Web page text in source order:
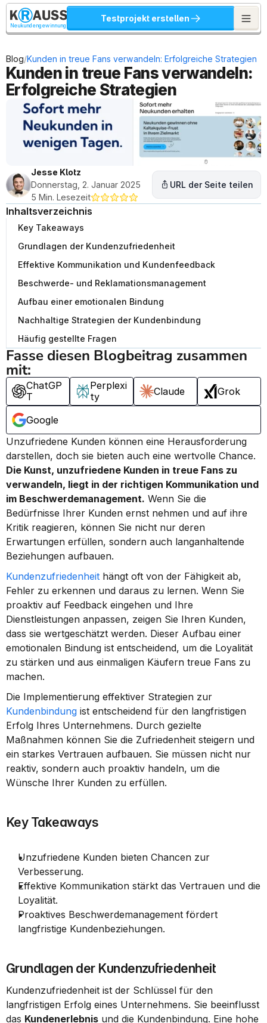
Neukundengewinnung
Testprojekt erstellen
Blog/Kunden in treue Fans verwandeln: Erfolgreiche Strategien
Kunden in treue Fans verwandeln:
Erfolgreiche Strategien
Jesse Klotz
Donnerstag, 2. Januar 2025
5 Min. Lesezeit
URL der Seite teilen
Inhaltsverzeichnis
Key Takeaways
Grundlagen der Kundenzufriedenheit
Effektive Kommunikation und Kundenfeedback
Beschwerde- und Reklamationsmanagement
Aufbau einer emotionalen Bindung
Nachhaltige Strategien der Kundenbindung
Häufig gestellte Fragen
Fasse diesen Blogbeitrag zusammen
mit:
ChatGP
T
Perplexi
ty
Claude Grok
Google
Unzufriedene Kunden können eine Herausforderung
Die Kunst, unzufriedene Kunden in treue Fans zu
verwandeln, liegt in der richtigen Kommunikation und
im Beschwerdemanagement. Wenn Sie die
Bedürfnisse Ihrer Kunden ernst nehmen und auf ihre
Kritik reagieren, können Sie nicht nur deren
Erwartungen erfüllen, sondern auch langanhaltende
Beziehungen aufbauen.
Kundenzufriedenheit hängt oft von der Fähigkeit ab,
Fehler zu erkennen und daraus zu lernen. Wenn Sie
proaktiv auf Feedback eingehen und Ihre
Dienstleistungen anpassen, zeigen Sie Ihren Kunden,
dass sie wertgeschätzt werden. Dieser Aufbau einer
emotionalen Bindung ist entscheidend, um die Loyalität
zu stärken und aus einmaligen Käufern treue Fans zu
machen.
Kundenbindung ist entscheidend für den langfristigen
Erfolg Ihres Unternehmens. Durch gezielte
Maßnahmen können Sie die Zufriedenheit steigern und
ein starkes Vertrauen aufbauen. Sie müssen nicht nur
reaktiv, sondern auch proaktiv handeln, um die
Wünsche Ihrer Kunden zu erfüllen.
Key Takeaways
Unzufriedene Kunden bieten Chancen zur
Verbesserung.
Effektive Kommunikation stärkt das Vertrauen und die
Loyalität.
Proaktives Beschwerdemanagement fördert
langfristige Kundenbeziehungen.
Grundlagen der Kundenzufriedenheit
Kundenzufriedenheit ist der Schlüssel für den
langfristigen Erfolg eines Unternehmens. Sie beeinflusst
das Kundenerlebnis und die Kundenbindung. Eine hohe